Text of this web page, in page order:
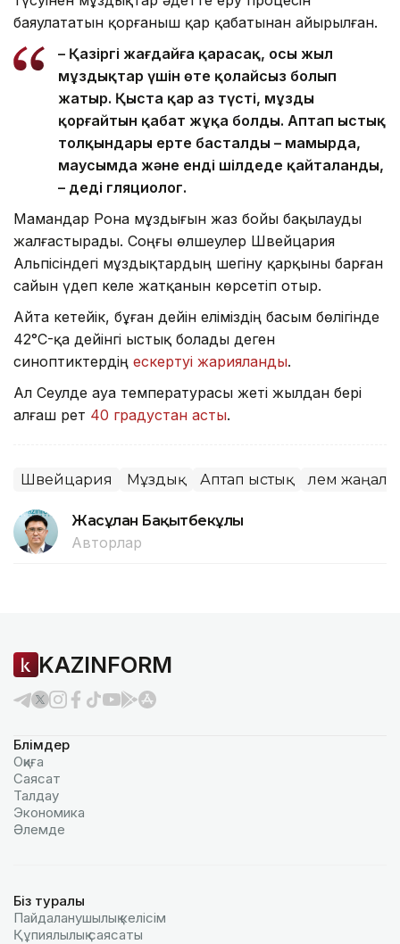
баяулататын қорғаныш қар қабатынан айырылған.
– Қазіргі жағдайға қарасақ, осы жыл
мұздықтар үшін өте қолайсыз болып
жатыр. Қыста қар аз түсті, мұзды
қорғайтын қабат жұқа болды. Аптап ыстық
толқындары ерте басталды – мамырда,
маусымда және енді шілдеде қайталанды,
– деді гляциолог.
Мамандар Рона мұздығын жаз бойы бақылауды
жалғастырады. Соңғы өлшеулер Швейцария
Альпісіндегі мұздықтардың шегіну қарқыны барған
сайын үдеп келе жатқанын көрсетіп отыр.
Айта кетейік, бұған дейін еліміздің басым бөлігінде
42°C-қа дейінгі ыстық болады деген
синоптиктердің ескертуі жарияланды.
Ал Сеулде ауа температурасы жеті жылдан бері
алғаш рет 40 градустан асты.
Швейцария Мұздық Аптап ыстық Әлем
Жасұлан Бақытбекұлы
Авторлар
KAZINFORM
Бөлімдер
Оқиға
Саясат
Талдау
Экономика
Әлемде
Біз туралы
Пайдаланушылық келiciм
Құпиялылық саясаты